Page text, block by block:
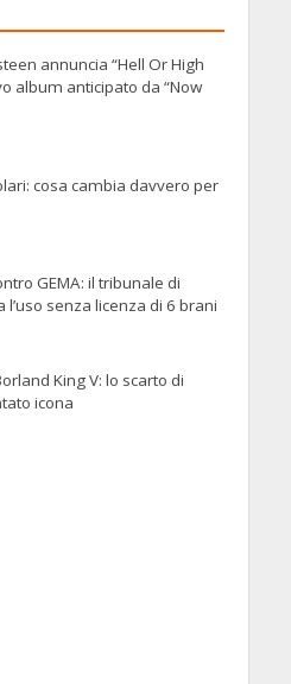
annuncia “Hell Or High
album anticipato da “Now
cosa cambia davvero per
GEMA: il tribunale di
l’uso senza licenza di 6 brani
King V: lo scarto di
icona